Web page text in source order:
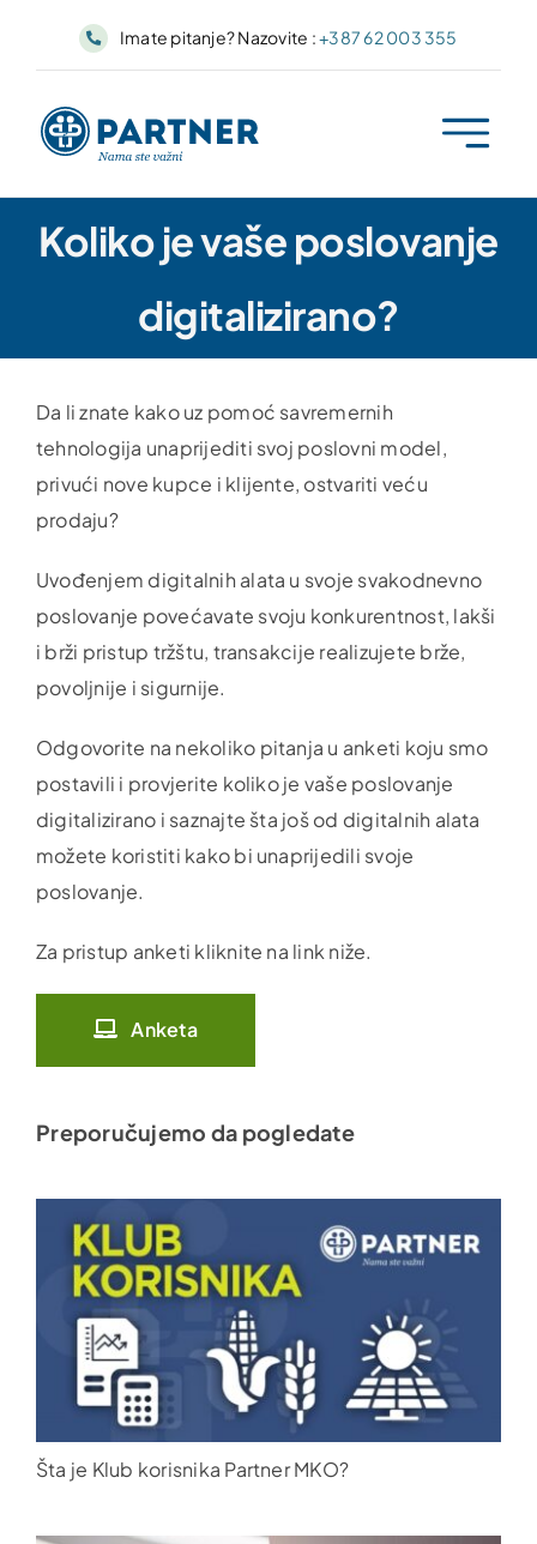
Imate pitanje? Nazovite :+387 62 003 355
Koliko je vaše poslovanje
digitalizirano?
Da li znate kako uz pomoć savremernih
tehnologija unaprijediti svoj poslovni model,
privući nove kupce i klijente, ostvariti veću
prodaju?
Uvođenjem digitalnih alata u svoje svakodnevno
poslovanje povećavate svoju konkurentnost, lakši
i brži pristup tržštu, transakcije realizujete brže,
povoljnije i sigurnije.
Odgovorite na nekoliko pitanja u anketi koju smo
postavili i provjerite koliko je vaše poslovanje
digitalizirano i saznajte šta još od digitalnih alata
možete koristiti kako bi unaprijedili svoje
poslovanje.
Za pristup anketi kliknite na link niže.
Anketa
Preporučujemo da pogledate
Šta je Klub korisnika Partner MKO?